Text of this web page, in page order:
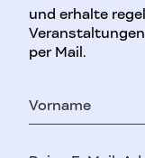
und erhalte
per Mail.